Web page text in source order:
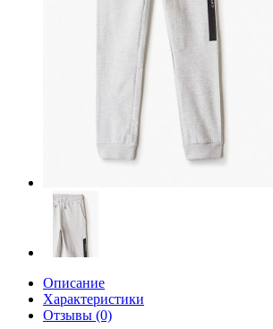
Описание
Характеристики
Отзывы (0)